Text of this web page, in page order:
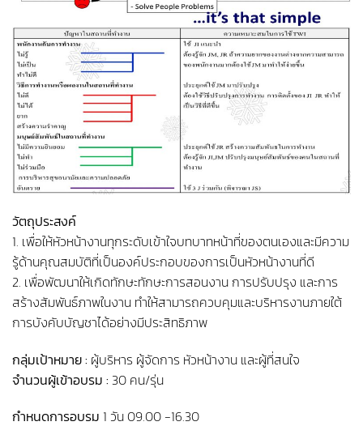
วัตถุประสงค์
1. เพื่อให้หัวหน้างานทุกระดับเข้าใจบทบาทหน้าที่ของตนเองและมีความ
รู้ด้านคุณสมบัติที่เป็นองค์ประกอบของการเป็นหัวหน้างานที่ดี
2. เพื่อพัฒนาให้เกิดทักษะทักษะการสอนงาน การปรับปรุง และการ
สร้างสัมพันธ์ภาพในงาน ทำให้สามารถควบคุมและบริหารงานภายใต้
การบังคับบัญชาได้อย่างมีประสิทธิภาพ
กลุ่มเป้าหมาย : ผู้บริหาร ผู้จัดการ หัวหน้างาน และผู้ที่สนใจ
จำนวนผู้เข้าอบรม : 30 คน/รุ่น
กำหนดการอบรม 1 วัน 09.00 -16.30